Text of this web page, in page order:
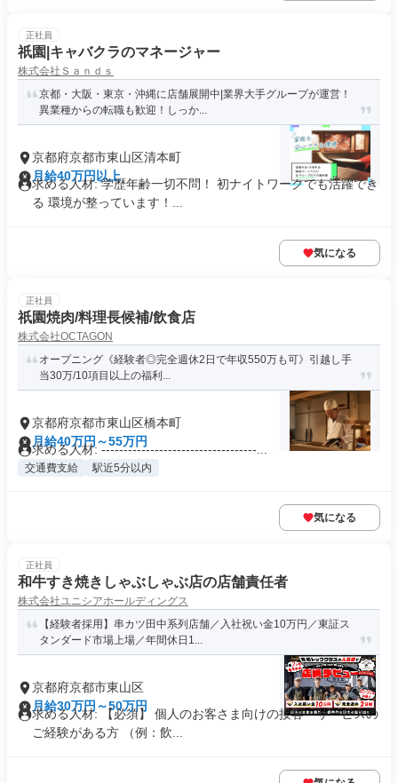
正社員
祇園|キャバクラのマネージャー
株式会社Ｓａｎｄｓ
京都・大阪・東京・沖縄に店舗展開中|業界大手グループが運営！
異業種からの転職も歓迎！しっか...
京都府京都市東山区清本町
月給40万円以上
求める人材: 学歴年齢一切不問！ 初ナイトワークでも活躍でき
る 環境が整っています！...
気になる
正社員
祇園焼肉/料理長候補/飲食店
株式会社OCTAGON
オープニング《経験者◎完全週休2日で年収550万も可》引越し手
当30万/10項目以上の福利...
京都府京都市東山区橋本町
月給40万円～55万円
求める人材: -----------------------------------...
交通費支給 駅近5分以内
気になる
正社員
和牛すき焼きしゃぶしゃぶ店の店舗責任者
株式会社ユニシアホールディングス
【経験者採用】串カツ田中系列店舗／入社祝い金10万円／東証ス
タンダード市場上場／年間休日1...
京都府京都市東山区
月給30万円～50万円
求める人材: 【必須】 個人のお客さま向けの接客・サービスの
ご経験がある方 （例：飲...